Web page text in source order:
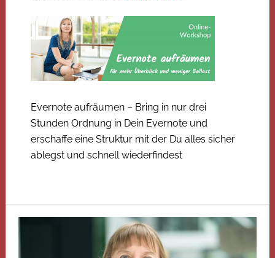
Evernote aufräumen – Bring in nur drei
Stunden Ordnung in Dein Evernote und
erschaffe eine Struktur mit der Du alles sicher
ablegst und schnell wiederfindest